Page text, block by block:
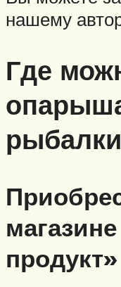
нашему
Где
продукт»